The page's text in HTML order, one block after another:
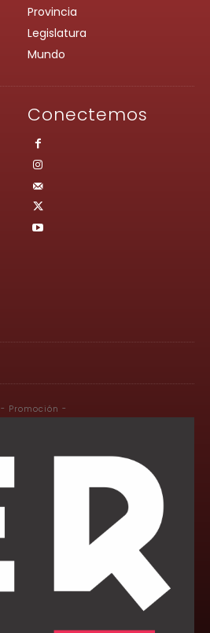
Provincia
Legislatura
Mundo
Conectemos
- Promoción -